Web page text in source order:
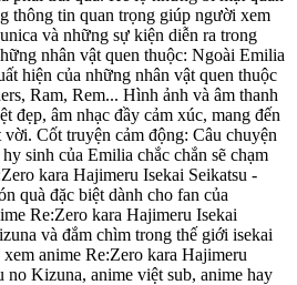
thông tin quan trọng giúp người xem
và những sự kiện diễn ra trong
nhân vật quen thuộc: Ngoài Emilia
hiện của những nhân vật quen thuộc
Ram, Rem... Hình ảnh và âm thanh
đẹp, âm nhạc đầy cảm xúc, mang đến
Cốt truyện cảm động: Câu chuyện
sinh của Emilia chắc chắn sẽ chạm
kara Hajimeru Isekai Seikatsu -
quà đặc biệt dành cho fan của
Re:Zero kara Hajimeru Isekai
và đắm chìm trong thế giới isekai
anime Re:Zero kara Hajimeru
no Kizuna, anime việt sub, anime hay